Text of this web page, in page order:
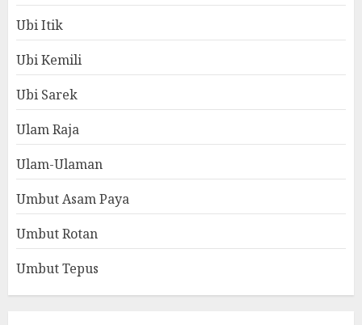
Ubi Itik
Ubi Kemili
Ubi Sarek
Ulam Raja
Ulam-Ulaman
Umbut Asam Paya
Umbut Rotan
Umbut Tepus